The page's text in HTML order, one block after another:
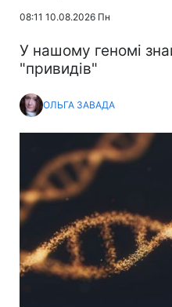
08:11 10.08.2026 Пн
У нашому геномі
"привидів"
ОЛЬГА ЗАВАДА